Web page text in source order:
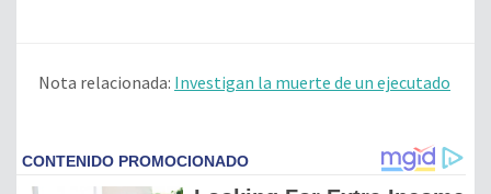
Nota relacionada: Investigan la muerte de un ejecutado